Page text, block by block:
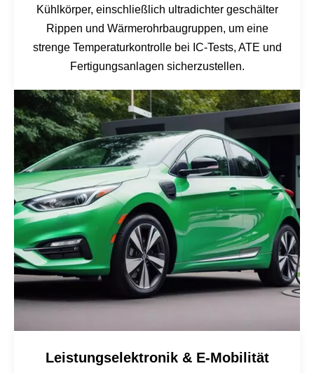
Kühlkörper, einschließlich ultradichter geschälter
Rippen und Wärmerohrbaugruppen, um eine
strenge Temperaturkontrolle bei IC-Tests, ATE und
Fertigungsanlagen sicherzustellen.
Leistungselektronik & E-Mobilität